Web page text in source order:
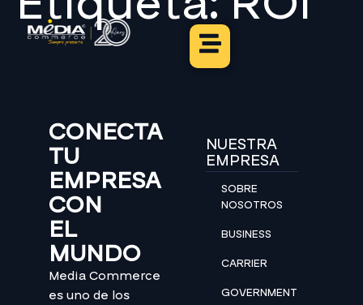
CONECTA
TU
EMPRESA
CON
EL
MUNDO
Media Commerce
es uno de los
NUESTRA
EMPRESA
SOBRE
NOSOTROS
BUSINESS
CARRIER
GOVERNMENT